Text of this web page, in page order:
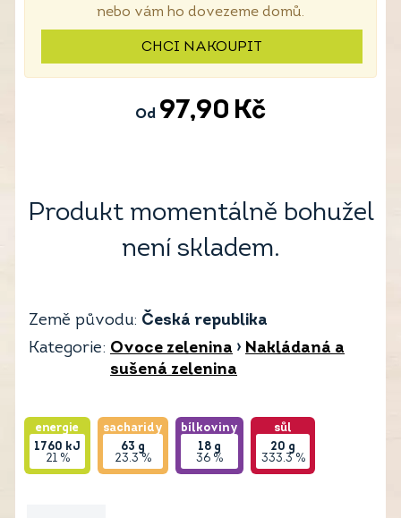
nebo vám ho dovezeme domů.
CHCI NAKOUPIT
Od 97,90 Kč
Produkt momentálně bohužel
není skladem.
Země původu: Česká republika
Kategorie: Ovoce zelenina › Nakládaná a
sušená zelenina
energie
1760 kJ
21 %
sacharidy
63 g
23.3 %
bílkoviny
18 g
36 %
sůl
20 g
333.3 %